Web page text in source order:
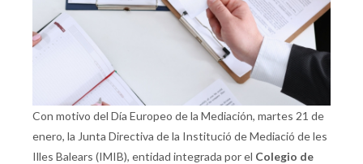
Con motivo del Día Europeo de la Mediación, martes 21 de
enero, la Junta Directiva de la Institució de Mediació de les
Illes Balears (IMIB), entidad integrada por el Colegio de